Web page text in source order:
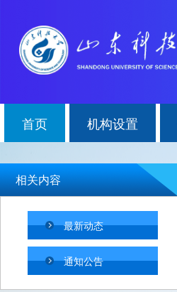
首页 机构设置
相关内容
最新动态
通知公告